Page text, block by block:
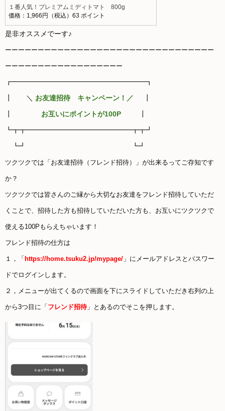
１番人気！プレミアムミディトマト 800g
価格：1,966円（税込）63 ポイント
是非オススメでーす♪
ーーーーーーーーーーーーーーーーーーーーーーーーーーーーーーーー
ーーーーーーーーーーーーーーーーーー
┏━━━━━━━━━━━━━━━━━━━┓
┃ ＼ お友達招待 キャンペーン！／
お互いにポイントが100P
┗┳┳━━━━━━━━━━━━━━━┳┳┛
┗┛ ┗┛
ツクツクでは「お友達招待（フレンド招待）」が出来るってご存知です
か？
ツクツクでは皆さんのご縁から大切なお友達をフレンド招待していただ
くことで、招待した方も招待していただいた方も、お互いにツクツクで
使える100Pもらえちゃいます！
フレンド招待の仕方は
１，「https://home.tsuku2.jp/mypage/ 」にメールアドレスとパスワー
ドでログインします。
２，メニューが出てくるので画面を下にスライドしていただき右列の上
から3つ目に「フレンド招待 」とあるのでそこを押します。